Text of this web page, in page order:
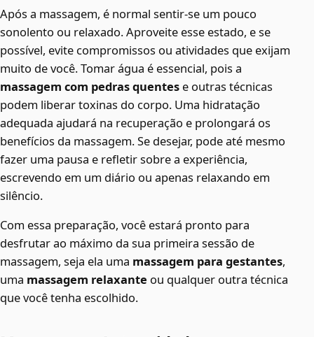
Após a massagem, é normal sentir-se um pouco
sonolento ou relaxado. Aproveite esse estado, e se
possível, evite compromissos ou atividades que exijam
muito de você. Tomar água é essencial, pois a
massagem com pedras quentes e outras técnicas
podem liberar toxinas do corpo. Uma hidratação
adequada ajudará na recuperação e prolongará os
benefícios da massagem. Se desejar, pode até mesmo
fazer uma pausa e refletir sobre a experiência,
escrevendo em um diário ou apenas relaxando em
silêncio.
Com essa preparação, você estará pronto para
desfrutar ao máximo da sua primeira sessão de
massagem, seja ela uma massagem para gestantes,
uma massagem relaxante ou qualquer outra técnica
que você tenha escolhido.